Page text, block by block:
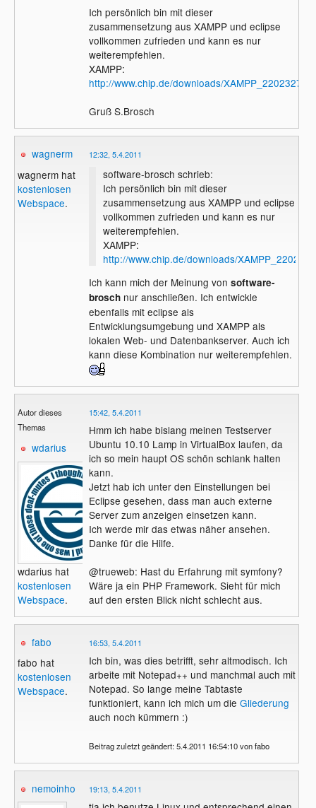
Ich persönlich bin mit dieser
zusammensetzung aus XAMPP und eclipse
vollkommen zufrieden und kann es nur
weiterempfehlen.
XAMPP:
http://www.chip.de/downloads/
Gruß S.Brosch
wagnerm
wagnerm hat
kostenlosen
Webspace.
12:32, 5.4.2011
software-brosch schrieb:
Ich persönlich bin mit dieser
zusammensetzung aus XAMPP und eclipse
vollkommen zufrieden und kann es nur
weiterempfehlen.
XAMPP:
http://www.chip.de/downloads/
Ich kann mich der Meinung von software-
broschnur anschließen. Ich entwickle
ebenfalls mit eclipse als
Entwicklungsumgebung und XAMPP als
lokalen Web- und Datenbankserver. Auch ich
kann diese Kombination nur weiterempfehlen.
Autor dieses
Themas
wdarius
wdarius hat
kostenlosen
Webspace.
15:42, 5.4.2011
Hmm ich habe bislang meinen Testserver
Ubuntu 10.10 Lamp in VirtualBox laufen, da
ich so mein haupt OS schön schlank halten
kann.
Jetzt hab ich unter den Einstellungen bei
Eclipse gesehen, dass man auch externe
Server zum anzeigen einsetzen kann.
Ich werde mir das etwas näher ansehen.
Danke für die Hilfe.
@trueweb: Hast du Erfahrung mit symfony?
Wäre ja ein PHP Framework. Sieht für mich
auf den ersten Blick nicht schlecht aus.
fabo
fabo hat
kostenlosen
Webspace.
16:53, 5.4.2011
Ich bin, was dies betrifft, sehr altmodisch. Ich
arbeite mit Notepad++ und manchmal auch mit
Notepad. So lange meine Tabtaste
funktioniert, kann ich mich um die Gliederung
auch noch kümmern :)
Beitrag zuletzt geändert: 5.4.2011 16:54:10 von fabo
nemoinho 19:13, 5.4.2011